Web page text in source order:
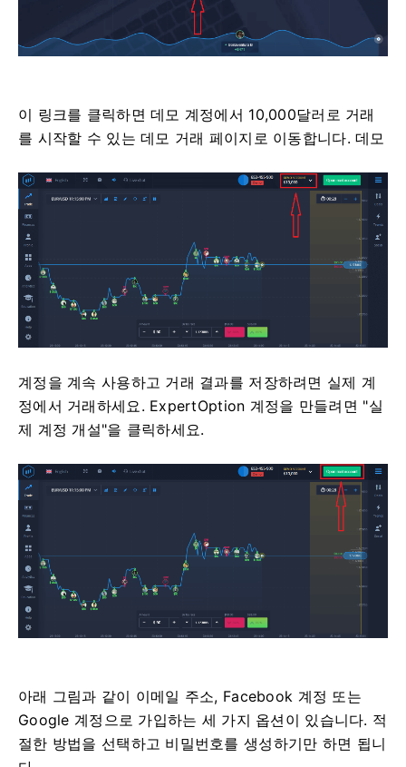
이 링크를 클릭하면 데모 계정에서 10,000달러로 거래
를 시작할 수 있는 데모 거래 페이지로 이동합니다. 데모
계정을 계속 사용하고 거래 결과를 저장하려면 실제 계
정에서 거래하세요. ExpertOption 계정을 만들려면 "실
제 계정 개설"을 클릭하세요.
아래 그림과 같이 이메일 주소, Facebook 계정 또는
Google 계정으로 가입하는 세 가지 옵션이 있습니다. 적
절한 방법을 선택하고 비밀번호를 생성하기만 하면 됩니